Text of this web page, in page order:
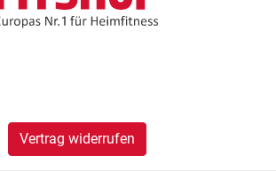
Vertrag widerrufen